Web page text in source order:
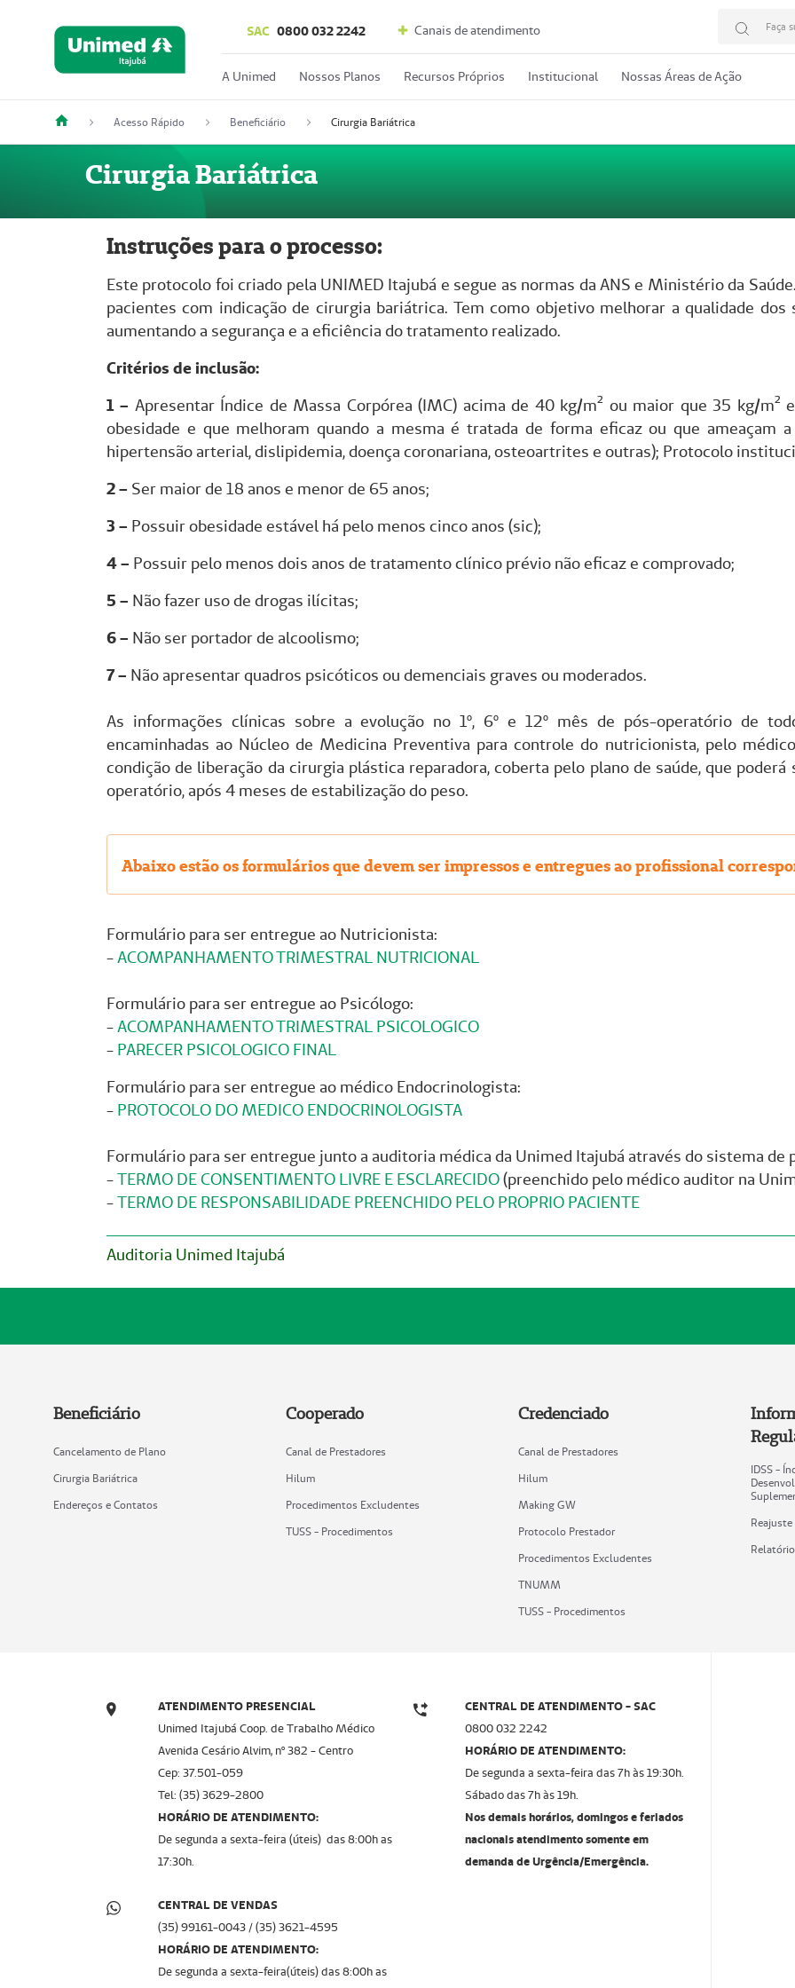
SAC 0800 032 2242 Canais de atendimento Faça
A Unimed Nossos Planos Recursos Próprios Institucional Nossas Áreas de Ação
Acesso Rápido Beneficiário Cirurgia Bariátrica
Cirurgia Bariátrica
Instruções para o processo:
Este protocolo foi criado pela UNIMED Itajubá e segue as normas da ANS e Ministério da
pacientes com indicação de cirurgia bariátrica. Tem como objetivo melhorar a qualidade dos
aumentando a segurança e a eficiência do tratamento realizado.
Critérios de inclusão:
1 – Apresentar Índice de Massa Corpórea (IMC) acima de 40 kg/m² ou maior que 35 kg/m²
obesidade e que melhoram quando a mesma é tratada de forma eficaz ou que ameaçam
hipertensão arterial, dislipidemia, doença coronariana, osteoartrites e outras); Protocolo
2 – Ser maior de 18 anos e menor de 65 anos;
3 – Possuir obesidade estável há pelo menos cinco anos (sic);
4 – Possuir pelo menos dois anos de tratamento clínico prévio não eficaz e comprovado;
5 – Não fazer uso de drogas ilícitas;
6 – Não ser portador de alcoolismo;
7 – Não apresentar quadros psicóticos ou demenciais graves ou moderados.
As informações clínicas sobre a evolução no 1º, 6º e 12º mês de pós-operatório de
encaminhadas ao Núcleo de Medicina Preventiva para controle do nutricionista, pelo
condição de liberação da cirurgia plástica reparadora, coberta pelo plano de saúde, que
operatório, após 4 meses de estabilização do peso.
Abaixo estão os formulários que devem ser impressos e entregues ao profissional
Formulário para ser entregue ao Nutricionista:
-ACOMPANHAMENTO TRIMESTRAL NUTRICIONAL
Formulário para ser entregue ao Psicólogo:
-ACOMPANHAMENTO TRIMESTRAL PSICOLOGICO
- PARECER PSICOLOGICO FINAL
Formulário para ser entregue ao médico Endocrinologista:
- PROTOCOLO DO MEDICO ENDOCRINOLOGISTA
Formulário para ser entregue junto a auditoria médica da Unimed Itajubá através do sistema de
-TERMO DE CONSENTIMENTO LIVRE E ESCLARECIDO(preenchido pelo médico auditor na
-TERMO DE RESPONSABILIDADE PREENCHIDO PELO PROPRIO PACIENTE
Auditoria Unimed Itajubá
Beneficiário
Cancelamento de Plano
Cirurgia Bariátrica
Endereços e Contatos
Cooperado
Canal de Prestadores
Hilum
Procedimentos Excludentes
TUSS - Procedimentos
Credenciado
Canal de Prestadores
Hilum
Making GW
Protocolo Prestador
Procedimentos Excludentes
TNUMM
TUSS - Procedimentos
IDSS -
ATENDIMENTO PRESENCIAL
Unimed Itajubá Coop. de Trabalho Médico
Avenida Cesário Alvim, nº 382 - Centro
Cep: 37.501-059
Tel: (35) 3629-2800
HORÁRIO DE ATENDIMENTO:
De segunda a sexta-feira (úteis) das 8:00h as
17:30h.
CENTRAL DE ATENDIMENTO - SAC
0800 032 2242
HORÁRIO DE ATENDIMENTO:
De segunda a sexta-feira das 7h às 19:30h.
Sábado das 7h às 19h.
Nos demais horários, domingos e feriados
nacionais atendimento somente em
demanda de Urgência/Emergência.
CENTRAL DE VENDAS
(35) 99161-0043 / (35) 3621-4595
HORÁRIO DE ATENDIMENTO:
De segunda a sexta-feira(úteis) das 8:00h as